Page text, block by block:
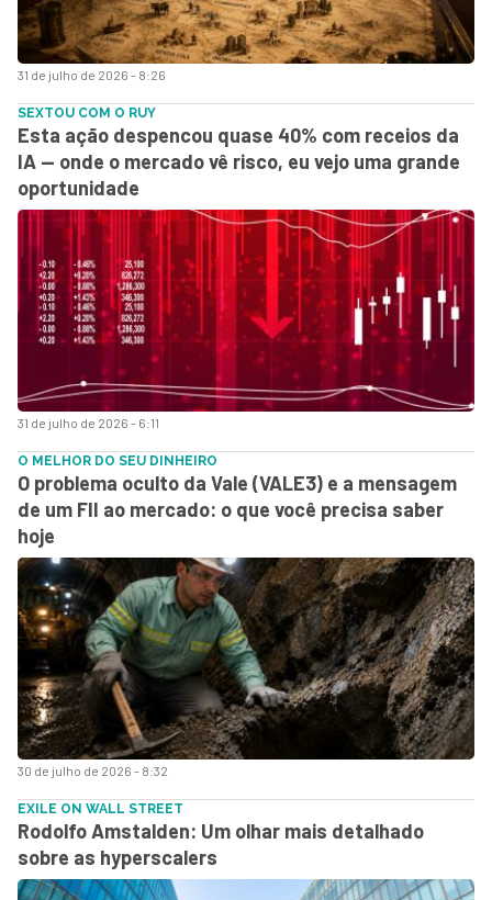
31 de julho de 2026 - 8:26
31 de julho de 2026 - 6:11
SEXTOU COM O RUY
Esta ação despencou quase 40% com receios da
IA — onde o mercado vê risco, eu vejo uma grande
oportunidade
30 de julho de 2026 - 8:32
O MELHOR DO SEU DINHEIRO
O problema oculto da Vale (VALE3) e a mensagem
de um FII ao mercado: o que você precisa saber
hoje
EXILE ON WALL STREET
Rodolfo Amstalden: Um olhar mais detalhado
sobre as hyperscalers